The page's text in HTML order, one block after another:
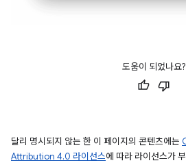
도움이 되었나요?
달리 명시되지 않는 한 이 페이지의 콘텐츠에는
Attribution 4.0 라이선스에 따라 라이선스가